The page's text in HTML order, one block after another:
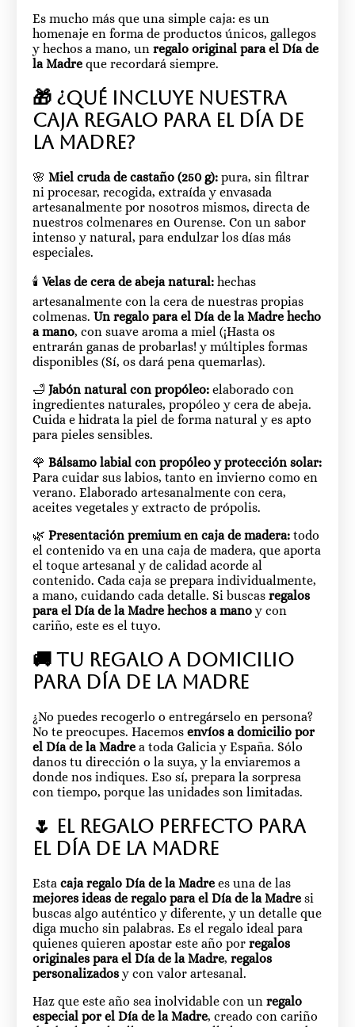
Es mucho más que una simple caja: es un
homenaje en forma de productos únicos, gallegos
y hechos a mano, un regalo original para el Día de
la Madreque recordará siempre.
🎁 ¿Qué incluye nuestra
caja regalo para el Día de
la Madre?
🌸 Miel cruda de castaño (250 g):pura, sin filtrar
ni procesar, recogida, extraída y envasada
artesanalmente por nosotros mismos, directa de
nuestros colmenares en Ourense. Con un sabor
intenso y natural, para endulzar los días más
especiales.
🕯️ Velas de cera de abeja natural:hechas
artesanalmente con la cera de nuestras propias
colmenas. Un regalo para el Día de la Madre hecho
a mano, con suave aroma a miel (¡Hasta os
entrarán ganas de probarlas! y múltiples formas
disponibles (Sí, os dará pena quemarlas).
🛁 Jabón natural con propóleo: elaborado con
ingredientes naturales, propóleo y cera de abeja.
Cuida e hidrata la piel de forma natural y es apto
para pieles sensibles.
🌹 Bálsamo labial con propóleo y protección solar:
Para cuidar sus labios, tanto en invierno como en
verano. Elaborado artesanalmente con cera,
aceites vegetales y extracto de própolis.
🌿 Presentación premium en caja de madera:todo
el contenido va en una caja de madera, que aporta
el toque artesanal y de calidad acorde al
contenido. Cada caja se prepara individualmente,
a mano, cuidando cada detalle. Si buscas regalos
para el Día de la Madre hechos a manoy con
cariño, este es el tuyo.
🚚 Tu regalo a domicilio
para Día de la Madre
¿No puedes recogerlo o entregárselo en persona?
No te preocupes. Hacemos envíos a domicilio por
el Día de la Madrea toda Galicia y España. Sólo
danos tu dirección o la suya, y la enviaremos a
donde nos indiques. Eso sí, prepara la sorpresa
con tiempo, porque las unidades son limitadas.
🌷 El regalo perfecto para
el Día de la Madre
Esta caja regalo Día de la Madrees una de las
mejores ideas de regalo para el Día de la Madresi
buscas algo auténtico y diferente, y un detalle que
diga mucho sin palabras. Es el regalo ideal para
quienes quieren apostar este año por regalos
originales para el Día de la Madre, regalos
personalizadosy con valor artesanal.
Haz que este año sea inolvidable con un regalo
especial por el Día de la Madre, creado con cariño